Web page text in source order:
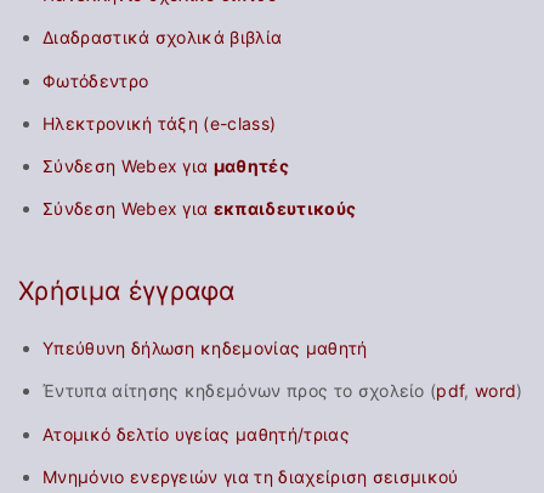
Διαδραστικά σχολικά βιβλία
Φωτόδεντρο
Ηλεκτρονική τάξη (e-class)
Σύνδεση Webex για μαθητές
Σύνδεση Webex για εκπαιδευτικούς
Χρήσιμα έγγραφα
Υπεύθυνη δήλωση κηδεμονίας μαθητή
Έντυπα αίτησης κηδεμόνων προς το σχολείο (pdf,word)
Ατομικό δελτίο υγείας μαθητή/τριας
Μνημόνιο ενεργειών για τη διαχείριση σεισμικού